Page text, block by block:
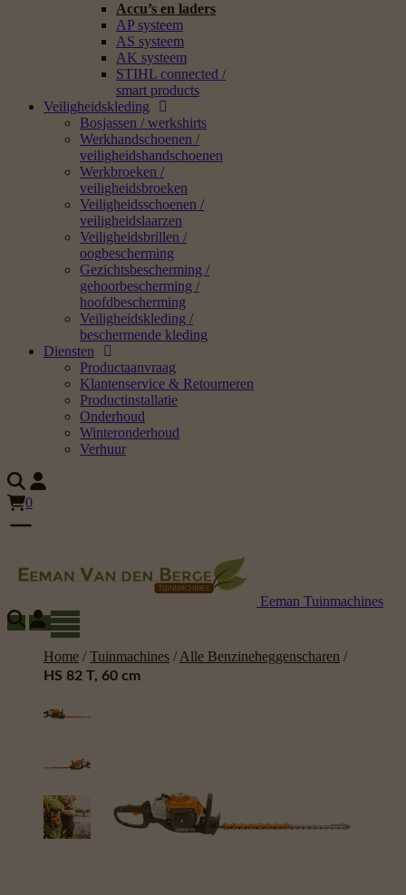
Accu’s en laders
AP systeem
AS systeem
AK systeem
STIHL connected /
smart products
Veiligheidskleding
Bosjassen / werkshirts
Werkhandschoenen /
veiligheidshandschoenen
Werkbroeken /
veiligheidsbroeken
Veiligheidsschoenen /
veiligheidslaarzen
Veiligheidsbrillen /
oogbescherming
Gezichtsbescherming /
gehoorbescherming /
hoofdbescherming
Veiligheidskleding /
beschermende kleding
Diensten
Productaanvraag
Klantenservice & Retourneren
Productinstallatie
Onderhoud
Winteronderhoud
Verhuur
0
Eeman Tuinmachines
Home / Tuinmachines / Alle Benzineheggenscharen /
HS 82 T, 60 cm